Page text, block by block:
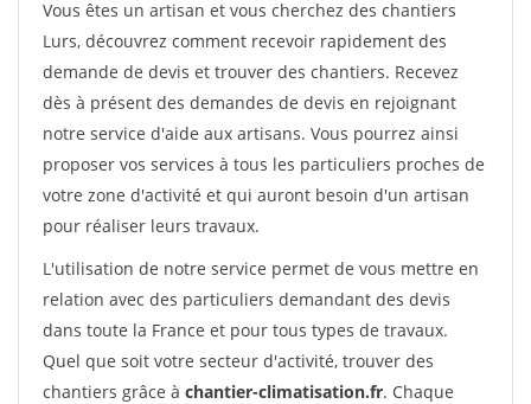
Vous êtes un artisan et vous cherchez des chantiers
Lurs, découvrez comment recevoir rapidement des
demande de devis et trouver des chantiers. Recevez
dès à présent des demandes de devis en rejoignant
notre service d'aide aux artisans. Vous pourrez ainsi
proposer vos services à tous les particuliers proches de
votre zone d'activité et qui auront besoin d'un artisan
pour réaliser leurs travaux.
L'utilisation de notre service permet de vous mettre en
relation avec des particuliers demandant des devis
dans toute la France et pour tous types de travaux.
Quel que soit votre secteur d'activité, trouver des
chantiers grâce à chantier-climatisation.fr. Chaque